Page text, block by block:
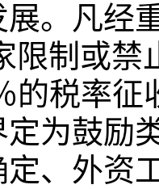
。凡经
限制或禁
的税率
为鼓励
、外资